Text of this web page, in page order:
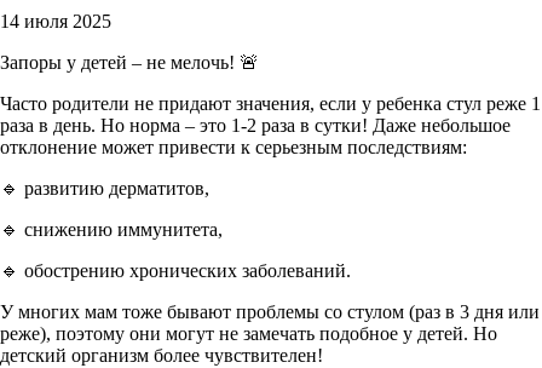
14 июля 2025
Запоры у детей – не мелочь! 🚨
Часто родители не придают значения, если у ребенка стул реже 1
раза в день. Но норма – это 1-2 раза в сутки! Даже небольшое
отклонение может привести к серьезным последствиям:
🔹 развитию дерматитов,
🔹 снижению иммунитета,
🔹 обострению хронических заболеваний.
У многих мам тоже бывают проблемы со стулом (раз в 3 дня или
реже), поэтому они могут не замечать подобное у детей. Но
детский организм более чувствителен!